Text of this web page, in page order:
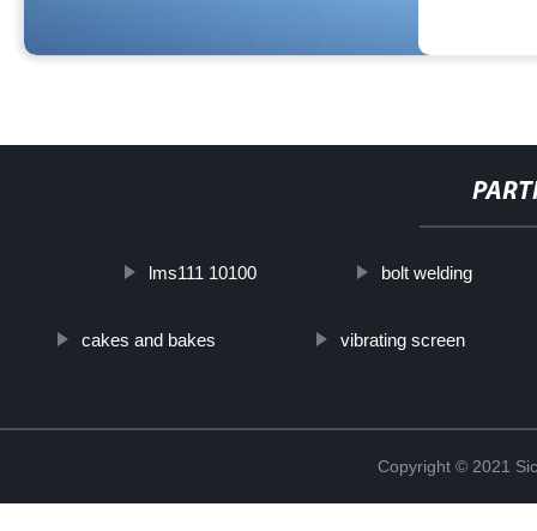
lms111 10100 bolt welding
cakes and bakes vibrating screen
Copyright © 2021